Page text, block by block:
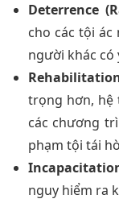
Deterrence
cho các tội
người khác
trọng hơn, hệ
các chương
phạm tội tái
nguy hiểm ra